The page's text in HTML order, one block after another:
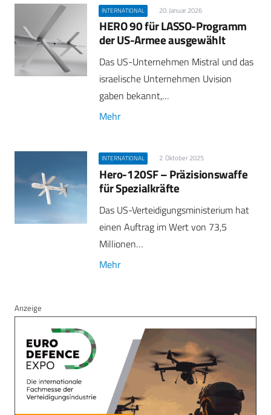
INTERNATIONAL 20. Januar 2026
HERO 90 für LASSO-Programm
der US-Armee ausgewählt
Das US-Unternehmen Mistral und das
israelische Unternehmen Uvision
gaben bekannt,…
Mehr
INTERNATIONAL 2. Oktober 2025
Hero-120SF – Präzisionswaffe
für Spezialkräfte
Das US-Verteidigungsministerium hat
einen Auftrag im Wert von 73,5
Millionen…
Mehr
Anzeige